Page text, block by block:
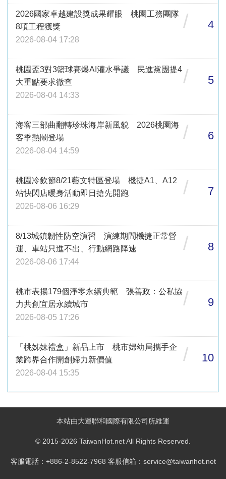
2026國家卓越建設獎成果耀眼 桃園工務團隊
8項工程獲獎
2026-08-04 17:28
/ 4
桃園盃3對3籃球賽爆AI灌水爭議 民進黨團提4
大重點要求徹查
2026-08-04 14:33
/ 5
海客三部曲翻轉珍珠海岸新風貌 2026桃園海
客季熱鬧登場
2026-08-04 14:59
/ 6
桃園冷飲節8/21藝文特區登場 機捷A1、A12
站快閃店暖身活動即日搶先開跑
2026-08-06 16:29
/ 7
8/13城鎮韌性防空演習 演練期間機捷正常營
運、車站只進不出、行動網路降速
2026-08-06 17:44
/ 8
桃市表揚179個淨零永續典範 張善政：公私協
力共創宜居永續城市
2026-08-05 17:26
/ 9
「桃姊妹禮盒」新品上市 桃市婦幼局攜手企
業跨界合作開創婦力新價值
2026-08-04 15:35
/ 10
本站由大運聯和國際有限公司所維運
© 2015-2026 TaiwanHot.net All Rights Reserved.
客服電話：+886-2-8522-7968 客服信箱：service@taiwanhot.net